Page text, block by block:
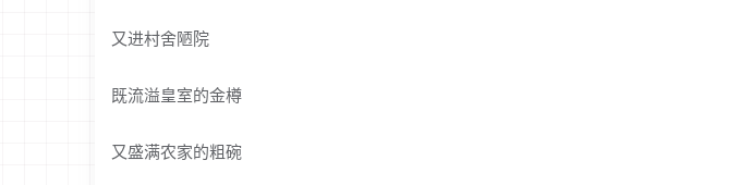
又进村舍陋院
既流溢皇室的金樽
又盛满农家的粗碗